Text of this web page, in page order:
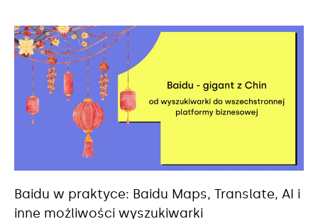
Baidu w praktyce: Baidu Maps, Translate, AI i
inne możliwości wyszukiwarki